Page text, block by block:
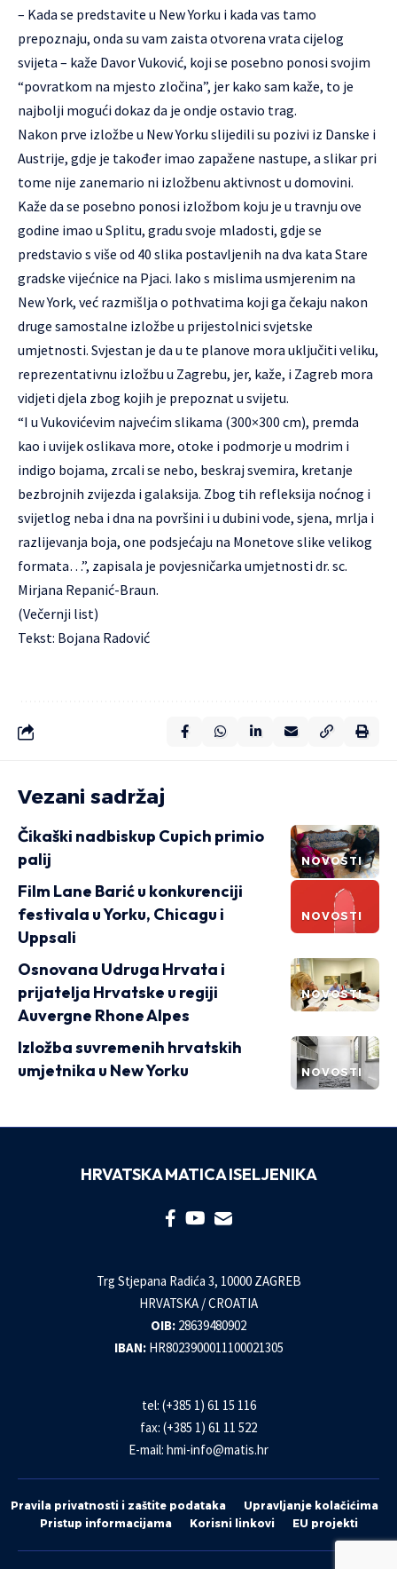
– Kada se predstavite u New Yorku i kada vas tamo
prepoznaju, onda su vam zaista otvorena vrata cijelog
svijeta – kaže Davor Vuković, koji se posebno ponosi svojim
“povratkom na mjesto zločina”, jer kako sam kaže, to je
najbolji mogući dokaz da je ondje ostavio trag.
Nakon prve izložbe u New Yorku slijedili su pozivi iz Danske i
Austrije, gdje je također imao zapažene nastupe, a slikar pri
tome nije zanemario ni izložbenu aktivnost u domovini.
Kaže da se posebno ponosi izložbom koju je u travnju ove
godine imao u Splitu, gradu svoje mladosti, gdje se
predstavio s više od 40 slika postavljenih na dva kata Stare
gradske vijećnice na Pjaci. Iako s mislima usmjerenim na
New York, već razmišlja o pothvatima koji ga čekaju nakon
druge samostalne izložbe u prijestolnici svjetske
umjetnosti. Svjestan je da u te planove mora uključiti veliku,
reprezentativnu izložbu u Zagrebu, jer, kaže, i Zagreb mora
vidjeti djela zbog kojih je prepoznat u svijetu.
“I u Vukovićevim najvećim slikama (300×300 cm), premda
kao i uvijek oslikava more, otoke i podmorje u modrim i
indigo bojama, zrcali se nebo, beskraj svemira, kretanje
bezbrojnih zvijezda i galaksija. Zbog tih refleksija noćnog i
svijetlog neba i dna na površini i u dubini vode, sjena, mrlja i
razlijevanja boja, one podsjećaju na Monetove slike velikog
formata…”, zapisala je povjesničarka umjetnosti dr. sc.
Mirjana Repanić-Braun.
(Večernji list)
Tekst: Bojana Radović
Vezani sadržaj
NOVOSTI
Čikaški nadbiskup Cupich primio
palij
NOVOSTI
Film Lane Barić u konkurenciji
festivala u Yorku, Chicagu i
Uppsali
NOVOSTI
Osnovana Udruga Hrvata i
prijatelja Hrvatske u regiji
Auvergne Rhone Alpes
NOVOSTI
Izložba suvremenih hrvatskih
umjetnika u New Yorku
HRVATSKA MATICA ISELJENIKA
Trg Stjepana Radića 3, 10000 ZAGREB
HRVATSKA / CROATIA
OIB: 28639480902
IBAN: HR8023900011100021305
tel: (+385 1) 61 15 116
fax: (+385 1) 61 11 522
E-mail: hmi-info@matis.hr
Pravila privatnosti i zaštite podataka
Upravljanje kolačićima
Pristup informacijama
Korisni linkovi EU projekti